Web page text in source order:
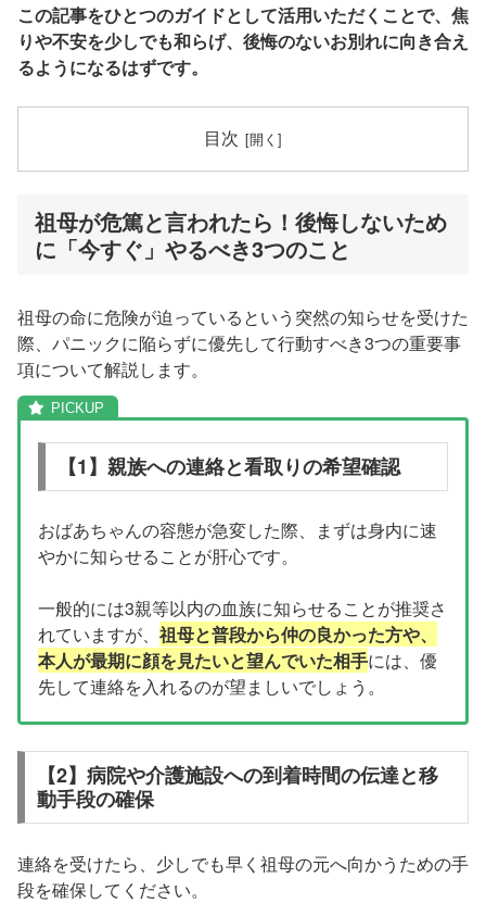
この記事をひとつのガイドとして活用いただくことで、焦
りや不安を少しでも和らげ、後悔のないお別れに向き合え
るようになるはずです。
目次
祖母が危篤と言われたら！後悔しないため
に「今すぐ」やるべき3つのこと
祖母の命に危険が迫っているという突然の知らせを受けた
際、パニックに陥らずに優先して行動すべき3つの重要事
項について解説します。
【1】親族への連絡と看取りの希望確認
おばあちゃんの容態が急変した際、まずは身内に速
やかに知らせることが肝心です。
一般的には3親等以内の血族に知らせることが推奨さ
れていますが、 祖母と普段から仲の良かった方や、
本人が最期に顔を見たいと望んでいた相手には、優
先して連絡を入れるのが望ましいでしょう。
【2】病院や介護施設への到着時間の伝達と移
動手段の確保
連絡を受けたら、少しでも早く祖母の元へ向かうための手
段を確保してください。